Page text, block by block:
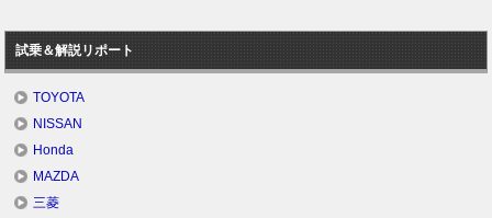
試乗＆解説リポート
TOYOTA
NISSAN
Honda
MAZDA
三菱